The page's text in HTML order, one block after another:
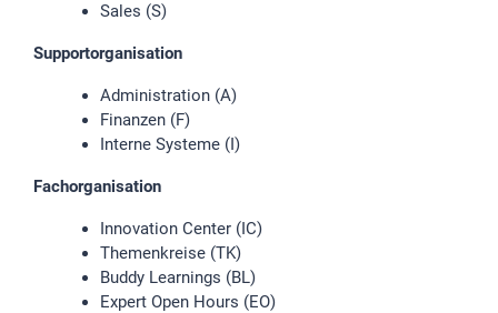
Sales (S)
Supportorganisation
Administration (A)
Finanzen (F)
Interne Systeme (I)
Fachorganisation
Innovation Center (IC)
Themenkreise (TK)
Buddy Learnings (BL)
Expert Open Hours (EO)